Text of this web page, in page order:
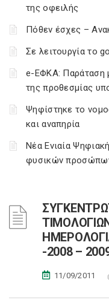
της οφειλής
Πόθεν έσχες –
Σε λειτουργία το
e-ΕΦΚΑ: Παράταση
της προθεσμίας
Ψηφίστηκε το
και αναπηρία
Νέα Ενιαία
φυσικών
-2008 –
11/09/2011